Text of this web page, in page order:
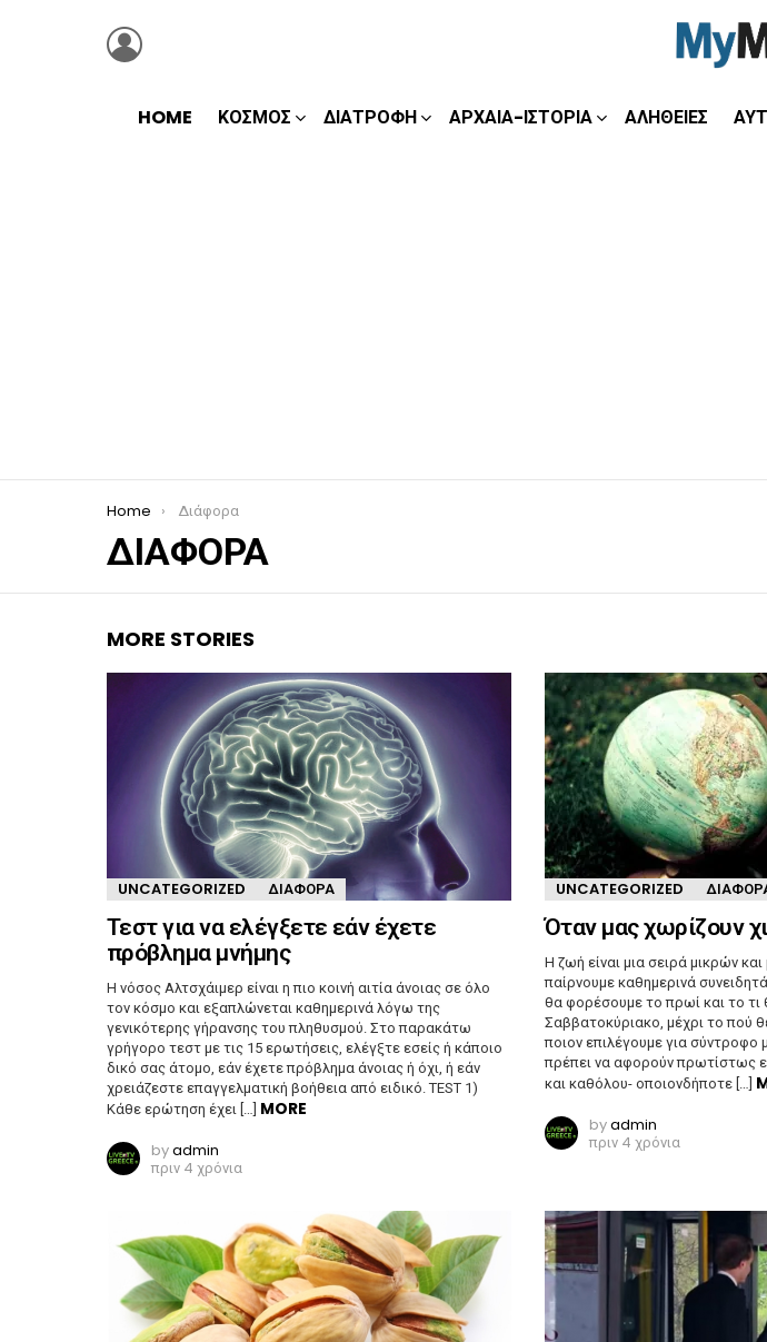
HOME ΚΌΣΜΟΣ ΔΙΑΤΡΟΦΉ ΑΡΧΑΊΑ-ΙΣΤΟΡΊΑ ΑΛΉΘΕΙΕΣ
You are here:
Home Διάφορα
ΔΙΆΦΟΡΑ
MORE STORIES
UNCATEGORIZED ΔΙΆΦΟΡΑ
Τεστ για να ελέγξετε εάν έχετε
πρόβλημα μνήμης
Η νόσος Αλτσχάιμερ είναι η πιο κοινή αιτία άνοιας σε όλο
τον κόσμο και εξαπλώνεται καθημερινά λόγω της
γενικότερης γήρανσης του πληθυσμού. Στο παρακάτω
γρήγορο τεστ με τις 15 ερωτήσεις, ελέγξτε εσείς ή κάποιο
δικό σας άτομο, εάν έχετε πρόβλημα άνοιας ή όχι, ή εάν
χρειάζεστε επαγγελματική βοήθεια από ειδικό. TEST 1)
Κάθε ερώτηση έχει […] MORE
byadmin
πριν 4 χρόνια
UNCATEGORIZED
Όταν μας χωρίζουν
Η ζωή είναι μια σειρά μικρών
παίρνουμε καθημερινά
θα φορέσουμε το πρωί και το τι
Σαββατοκύριακο, μέχρι το πού
ποιον επιλέγουμε για σύντροφο
πρέπει να αφορούν πρωτίστως
και καθόλου- οποιονδήποτε […]
byadmin
πριν 4 χρόνια